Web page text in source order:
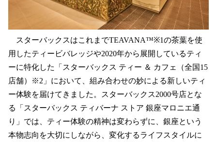
スターバックスはこれまでTEAVANA™※1の茶葉を使
用したティービバレッジや2020年から展開しているティ
ーに特化した「スターバックス ティー ＆ カフェ（全国15
店舗）※2」において、組み合わせの妙による新しいティ
ー体験を届けてきました。スターバックス2000号店とな
る「スターバックス ティバーナ ストア 銀座マロニエ通
り」では、ティー体験の精神は変わらずに、銀座という
本物志向を大切にしながら、変化するライフスタイルに